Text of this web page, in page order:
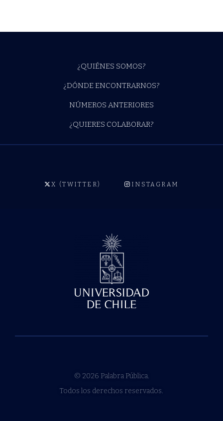
¿QUIÉNES SOMOS?
¿DÓNDE ENCONTRARNOS?
NÚMEROS ANTERIORES
¿QUIERES COLABORAR?
X (TWITTER) INSTAGRAM
© 2026 Palabra Pública.
Todos los derechos reservados.